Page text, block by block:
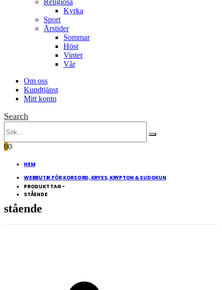
Religiösa
Kyrka
Sport
Årstider
Sommar
Höst
Vinter
Vår
Om oss
Kundtjänst
Mitt konto
Search
00
HEM
WEBBUTIK FÖR KORSORD, KRYSS, KRYPTON & SUDOKUN
PRODUKT TAG -
STÅENDE
stående